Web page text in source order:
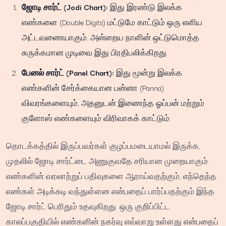
ஜோடி சார்ட் (Jodi Chart): இது இரண்டு இலக்க
எண்களை (Double Digits) மட்டுமே காட்டும் ஒரு எளிய
அட்டவணையாகும். அன்றைய நாளின் ஒட்டுமொத்த
சுருக்கமான முடிவை இது பிரதிபலிக்கிறது.
பேனல் சார்ட் (Panel Chart): இது மூன்று இலக்க
எண்களின் சேர்க்கையான பன்னா (Panna)
விவரங்களையும், அதனுடன் இணைந்த ஓப்பன் மற்றும்
குளோஸ் எண்களையும் விரிவாகக் காட்டும்.
தொடக்கத்தில் இருப்பவர்கள் குழப்பமடையாமல் இருக்க,
முதலில் ஜோடி சார்ட்டை அணுகுவதே சரியான முறையாகும்.
எண்களின் வரலாற்றுப் பதிவுகளை ஆராய்வதற்கும், எந்தெந்த
எண்கள் அடிக்கடி வந்துள்ளன என்பதைப் பார்ப்பதற்கும் இந்த
ஜோடி சார்ட் பெரிதும் உதவுகிறது. ஒரு குறிப்பிட்ட
காலப்பகுதியில் எண்களின் நகர்வு எவ்வாறு உள்ளது என்பதைப்